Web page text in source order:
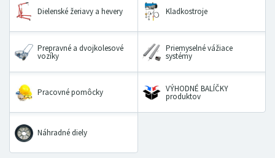
Dielenské žeriavy a hevery Kladkostroje
Prepravné a dvojkolesové
vozíky
Priemyselné vážiace
systémy
Pracovné pomôcky VÝHODNÉ BALÍČKY
produktov
Náhradné diely